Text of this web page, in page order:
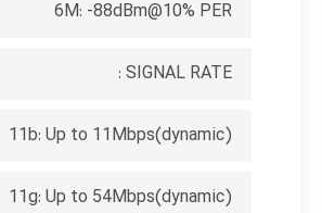
6M: -88dBm@10% PER
SIGNAL RATE :
11b: Up to 11Mbps(dynamic)
11g: Up to 54Mbps(dynamic)